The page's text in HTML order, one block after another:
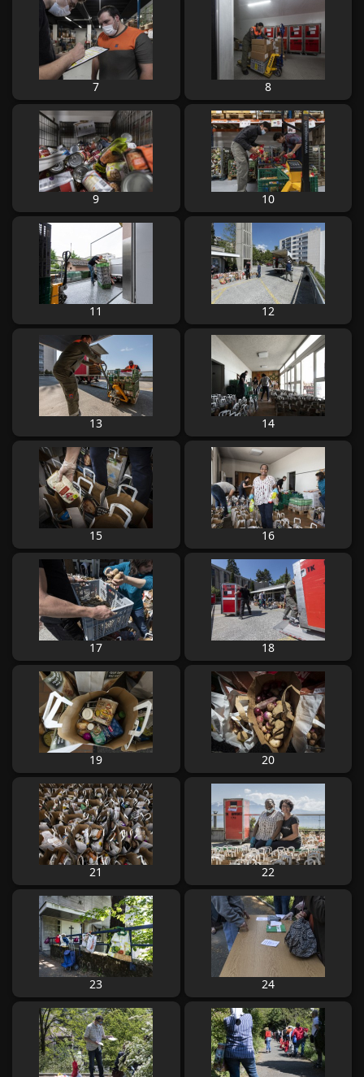
7 8
9 10
11 12
13 14
15 16
17 18
19 20
21 22
23 24